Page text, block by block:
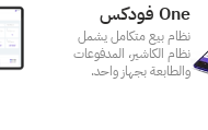
One فودكس
نظام بيع متكامل يشمل
نظام الكاشير، المدفوعات
والطابعة بجهاز واحد.